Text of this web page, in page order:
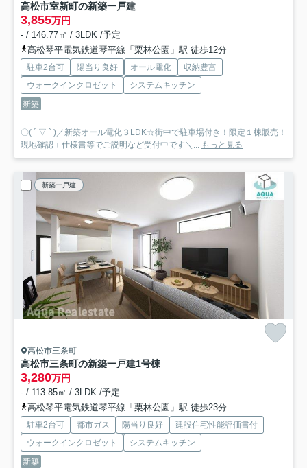
高松市室新町の新築一戸建
3,855万円
- / 146.77㎡ / 3LDK /予定
高松琴平電気鉄道琴平線「栗林公園」駅 徒歩12分
駐車2台可 陽当り良好 オール電化
収納豊富
ウォークインクロゼット
システムキッチン
新築
〇( ´ ▽ ` )／新築オール電化３LDK☆街中で駐車場付き！限定１棟販売！
現地確認＋仕様書等でご説明など受付中です＼... もっと見る
新築一戸建
高松市三条町
高松市三条町の新築一戸建1号棟
3,280万円
- / 113.85㎡ / 3LDK /予定
高松琴平電気鉄道琴平線「栗林公園」駅 徒歩23分
駐車2台可 都市ガス 陽当り良好
建設住宅性能評価書付
ウォークインクロゼット
システムキッチン
新築